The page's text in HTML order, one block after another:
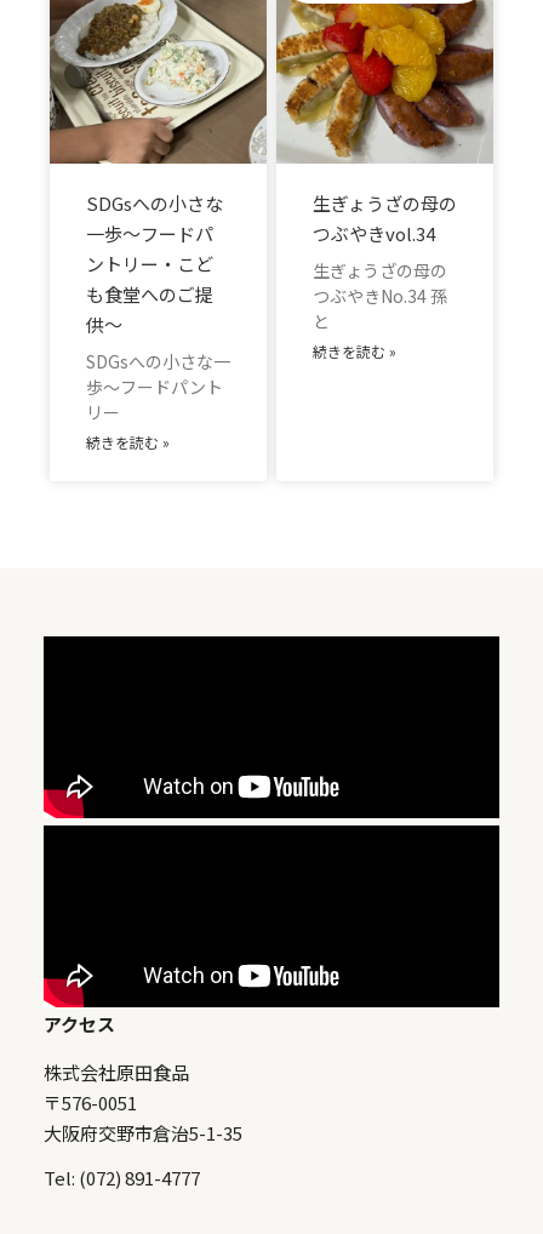
SDGsへの小さな
一歩～フードパ
ントリー・こど
も食堂へのご提
供～
SDGsへの小さな一
歩～フードパント
リー
続きを読む »
生ぎょうざの母の
つぶやきvol.34
生ぎょうざの母の
つぶやきNo.34 孫
と
続きを読む »
アクセス
株式会社原田食品
〒576-0051
大阪府交野市倉治5-1-35
Tel: (072) 891-4777